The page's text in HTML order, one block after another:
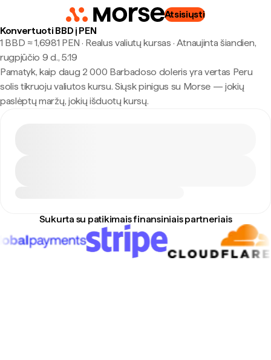
Atsisiųsti
Konvertuoti BBD į PEN
1 BBD ≈ 1,6981 PEN · Realus valiutų kursas · Atnaujinta šiandien,
rugpjūčio 9 d., 5:19
Pamatyk, kaip daug 2 000 Barbadoso doleris yra vertas Peru
solis tikruoju valiutos kursu. Siųsk pinigus su Morse — jokių
paslėptų maržų, jokių išduotų kursų.
Sukurta su patikimais finansiniais partneriais